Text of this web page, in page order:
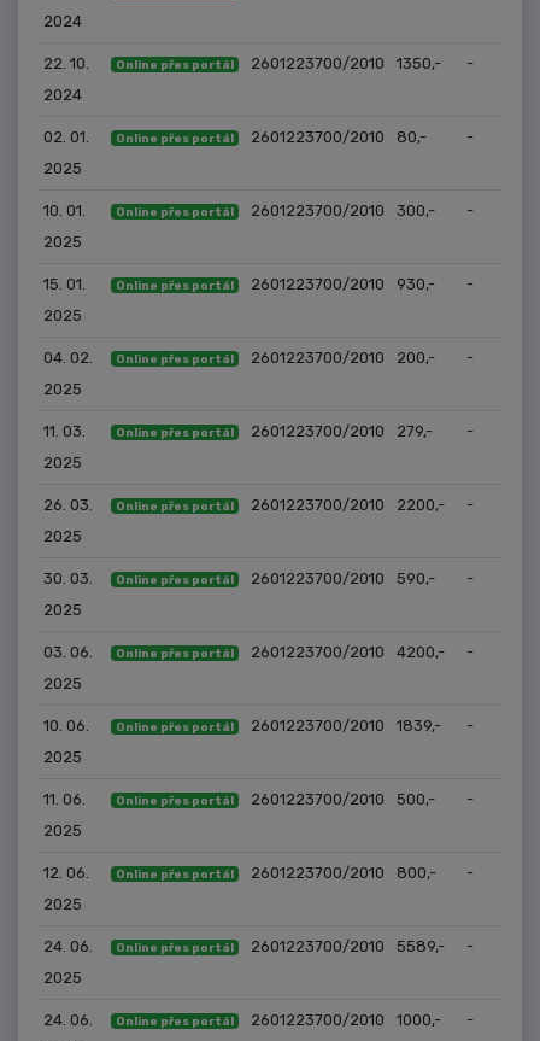
2024
22. 10.
2024
Online přes portál 2601223700/2010 1350,- -
02. 01.
2025
Online přes portál 2601223700/2010 80,- -
10. 01.
2025
Online přes portál 2601223700/2010 300,- -
15. 01.
2025
Online přes portál 2601223700/2010 930,- -
04. 02.
2025
Online přes portál 2601223700/2010 200,- -
11. 03.
2025
Online přes portál 2601223700/2010 279,- -
26. 03.
2025
Online přes portál 2601223700/2010 2200,- -
30. 03.
2025
Online přes portál 2601223700/2010 590,- -
03. 06.
2025
Online přes portál 2601223700/2010 4200,- -
10. 06.
2025
Online přes portál 2601223700/2010 1839,- -
11. 06.
2025
Online přes portál 2601223700/2010 500,- -
12. 06.
2025
Online přes portál 2601223700/2010 800,- -
24. 06.
2025
Online přes portál 2601223700/2010 5589,- -
24. 06.
Online přes portál 2601223700/2010 1000,- -